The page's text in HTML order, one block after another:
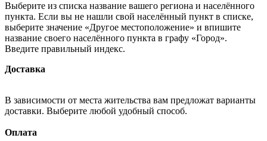
Выберите из списка название вашего региона и населённого
пункта. Если вы не нашли свой населённый пункт в списке,
выберите значение «Другое местоположение» и впишите
название своего населённого пункта в графу «Город».
Введите правильный индекс.
Доставка
В зависимости от места жительства вам предложат варианты
доставки. Выберите любой удобный способ.
Оплата